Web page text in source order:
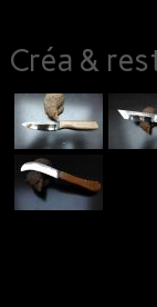
Créa &